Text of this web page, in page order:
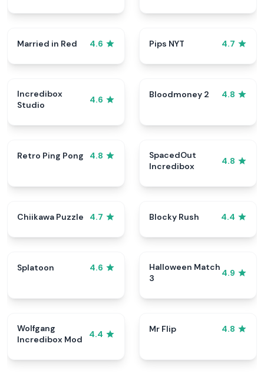
Married in Red 4.6 Pips NYT 4.7
Incredibox
Studio
4.6
Bloodmoney 2 4.8
Retro Ping Pong 4.8
SpacedOut
Incredibox
4.8
Chiikawa Puzzle 4.7 Blocky Rush 4.4
Splatoon 4.6
Halloween Match
3
4.9
Wolfgang
Incredibox Mod
4.4
Mr Flip 4.8